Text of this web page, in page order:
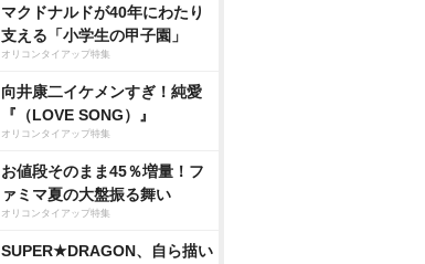
マクドナルドが40年にわたり
支える「小学生の甲子園」
オリコンタイアップ特集
向井康二イケメンすぎ！純愛
『（LOVE SONG）』
オリコンタイアップ特集
お値段そのまま45％増量！フ
ァミマ夏の大盤振る舞い
オリコンタイアップ特集
SUPER★DRAGON、自ら描い